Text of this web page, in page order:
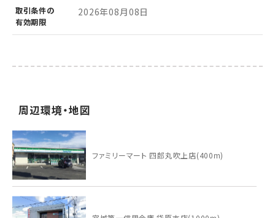
取引条件の
有効期限
2026年08月08日
周辺環境・地図
ファミリーマート 四郎丸吹上店(400m)